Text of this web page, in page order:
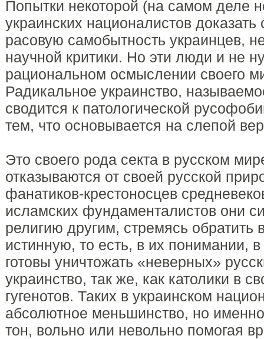
Попытки некоторой (на самом деле
украинских националистов
расовую самобытность украинцев,
научной критики. Но эти люди и не
рациональном осмыслении своего
Радикальное украинство,
сводится к патологической
тем, что основывается на слепой
Это своего рода секта в русском
отказываются от своей русской
фанатиков-крестоносцев
исламских фундаменталистов они
религию другим, стремясь обратить
истинную, то есть, в их понимании,
готовы уничтожать «неверных»
украинство, так же, как католики в
гугенотов. Таких в украинском
абсолютное меньшинство, но
тон, вольно или невольно помогая